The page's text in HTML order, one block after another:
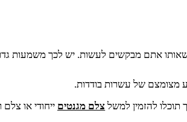
שאותו אתם מבקשים לעשות. יש לכך משמעות
מצומצם של עשרות בודדות.
להזמין למשל צלם מגנטים ייחודי או